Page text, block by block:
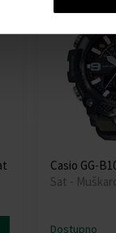
Casio GG-
Sat -
Dostupno